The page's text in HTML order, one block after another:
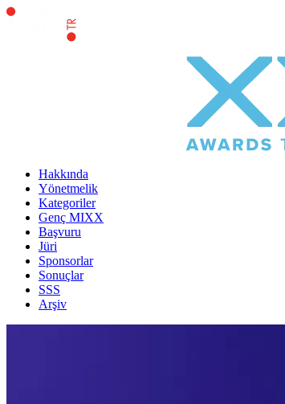
Hakkında
Yönetmelik
Kategoriler
Genç MIXX
Başvuru
Jüri
Sponsorlar
Sonuçlar
SSS
Arşiv